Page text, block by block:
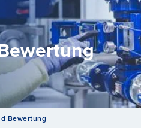
Bewertung